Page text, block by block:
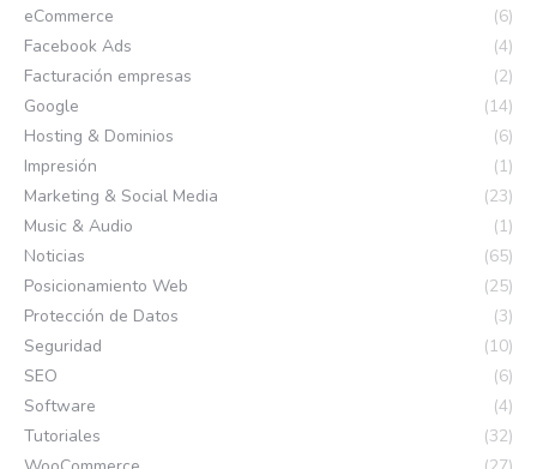
eCommerce
(6)
Facebook Ads
(4)
Facturación empresas
(2)
Google
(14)
Hosting & Dominios
(6)
Impresión
(1)
Marketing & Social Media
(23)
Music & Audio
(1)
Noticias
(65)
Posicionamiento Web
(25)
Protección de Datos
(3)
Seguridad
(10)
SEO
(6)
Software
(4)
Tutoriales
(32)